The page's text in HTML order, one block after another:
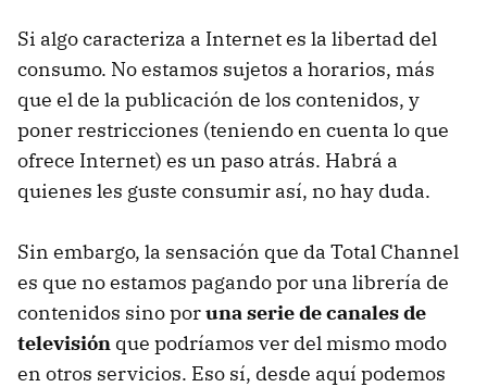
Si algo caracteriza a Internet es la libertad del
consumo. No estamos sujetos a horarios, más
que el de la publicación de los contenidos, y
poner restricciones (teniendo en cuenta lo que
ofrece Internet) es un paso atrás. Habrá a
quienes les guste consumir así, no hay duda.
Sin embargo, la sensación que da Total Channel
es que no estamos pagando por una librería de
contenidos sino poruna serie de canales de
televisión que podríamos ver del mismo modo
en otros servicios. Eso sí, desde aquí podemos